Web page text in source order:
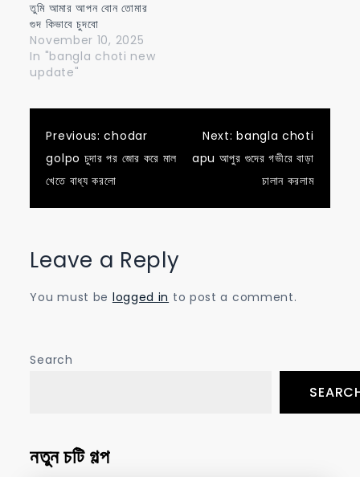
তুমি আমার আপন বোন তোমার
গুদ কিভাবে চুদবো
November 10, 2025
In "bangla choti new
update"
Post
navigation
Previous: chodar
golpo চুদার পর জোর করে মাল
খেতে বাধ্য করলো
Next: bangla choti
apu আপুর গুদের গভীরে বাড়া
চালান করলাম
Leave a Reply
You must be logged in to post a comment.
Search
নতুন চটি গল্প